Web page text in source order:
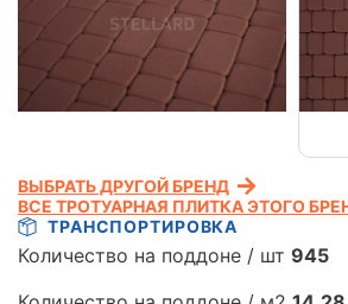
ТРАНСПОРТИРОВКА
Количество на поддоне / шт 945
ВЫБРАТЬ ДРУГОЙ БРЕНД
ВСЕ ТРОТУАРНАЯ ПЛИТКА ЭТОГО